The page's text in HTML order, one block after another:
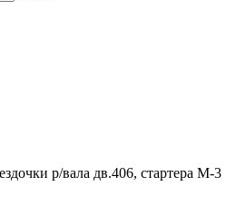
р/вала дв.406, стартера М-3